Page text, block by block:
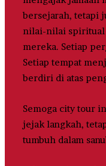
bersejarah, tetapi
nilai-nilai spiritual
mereka. Setiap
Setiap tempat
berdiri di atas
Semoga city tour
jejak langkah,
tumbuh dalam